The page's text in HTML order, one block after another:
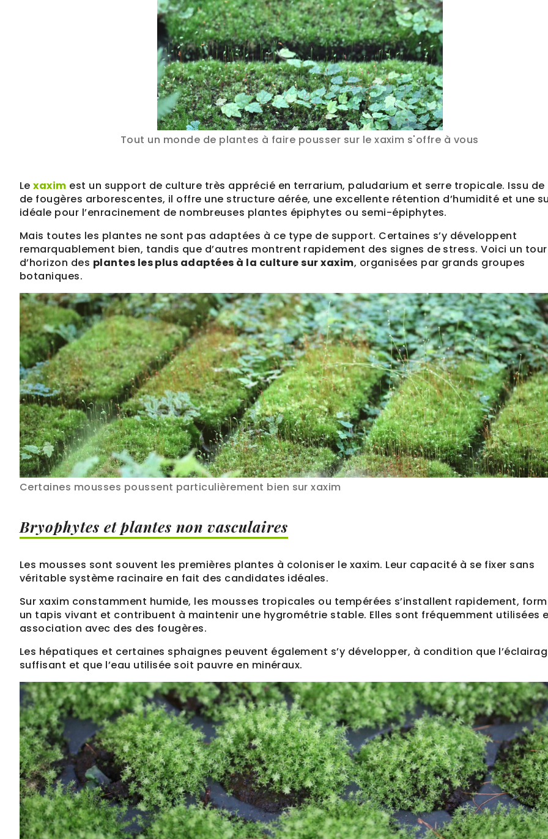
Tout un monde de plantes à faire pousser sur le xaxim s'offre à vous
Lexaxim est un support de culture très apprécié en terrarium, paludarium et serre tropicale. Issu de
de fougères arborescentes, il offre une structure aérée, une excellente rétention d’humidité et une
idéale pour l’enracinement de nombreuses plantes épiphytes ou semi-épiphytes.
Mais toutes les plantes ne sont pas adaptées à ce type de support. Certaines s’y développent
remarquablement bien, tandis que d’autres montrent rapidement des signes de stress. Voici un tour
d’horizon des plantes les plus adaptées à la culture sur xaxim, organisées par grands groupes
botaniques.
Certaines mousses poussent particulièrement bien sur xaxim
Bryophytes et plantes non vasculaires
Les mousses sont souvent les premières plantes à coloniser le xaxim. Leur capacité à se fixer sans
véritable système racinaire en fait des candidates idéales.
Sur xaxim constamment humide, les mousses tropicales ou tempérées s’installent rapidement,
un tapis vivant et contribuent à maintenir une hygrométrie stable. Elles sont fréquemment utilisées
association avec des des fougères.
Les hépatiques et certaines sphaignes peuvent également s’y développer, à condition que
suffisant et que l’eau utilisée soit pauvre en minéraux.